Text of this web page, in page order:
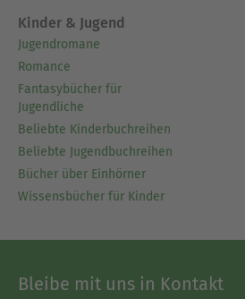
Kinder & Jugend
Jugendromane
Romance
Fantasybücher für
Jugendliche
Beliebte Kinderbuchreihen
Beliebte Jugendbuchreihen
Bücher über Einhörner
Wissensbücher für Kinder
Bleibe mit uns in Kontakt